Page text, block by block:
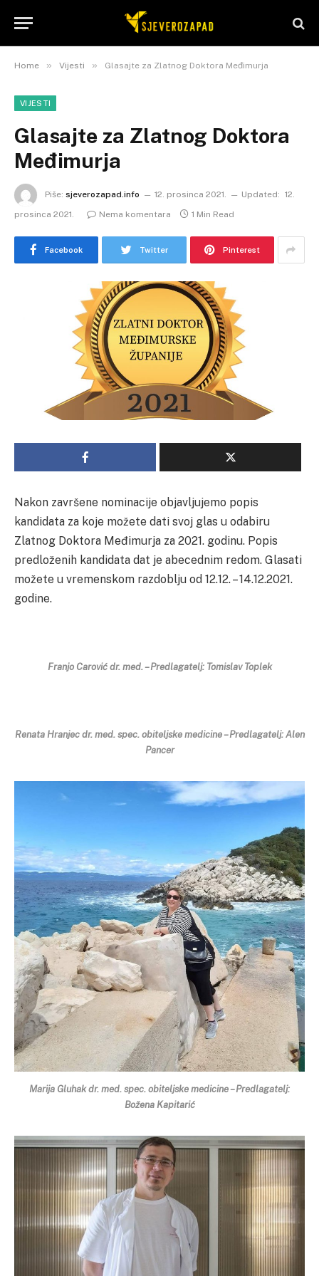
Home » Vijesti » Glasajte za Zlatnog Doktora Međimurja
VIJESTI
Glasajte za Zlatnog Doktora
Međimurja
Piše: sjeverozapad.info 12. prosinca 2021. Updated: 12.
prosinca 2021.
Nema komentara 1 Min Read
Facebook Twitter Pinterest
Nakon završene nominacije objavljujemo popis
kandidata za koje možete dati svoj glas u odabiru
Zlatnog Doktora Međimurja za 2021. godinu. Popis
predloženih kandidata dat je abecednim redom. Glasati
možete u vremenskom razdoblju od 12.12. – 14.12.2021.
godine.
Franjo Carović dr. med. – Predlagatelj: Tomislav Toplek
Renata Hranjec dr. med. spec. obiteljske medicine – Predlagatelj: Alen
Pancer
Marija Gluhak dr. med. spec. obiteljske medicine – Predlagatelj:
Božena Kapitarić